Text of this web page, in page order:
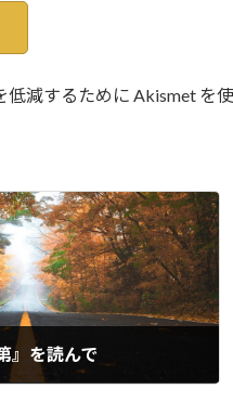
減するために Akismet を使
』を読んで